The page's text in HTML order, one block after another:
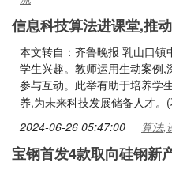
信息科技算法进课堂,推
本文转自：齐鲁晚报 乳山口
学生兴趣。教师运用生动案例
参与互动。此举有助于培养学
养,为未来科技发展储备人才。
2024-06-26 05:47:00 算法,
宝钢首发4款取向硅钢新